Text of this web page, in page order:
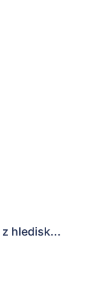
hledisk...